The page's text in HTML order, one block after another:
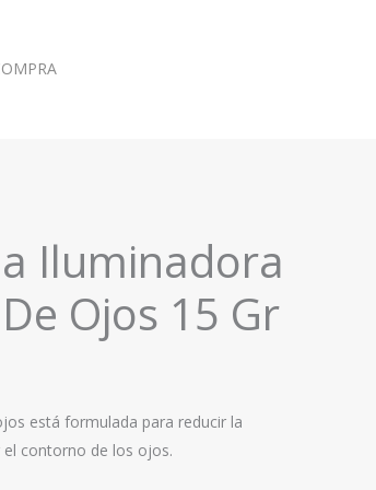
Iluminadora
Ojos 15 Gr
está formulada para reducir la
contorno de los ojos.